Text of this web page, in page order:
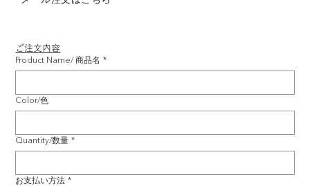
ご注文内容
Product Name/ 商品名 *
Color/色
Quantity/数量 *
お支払い方法 *